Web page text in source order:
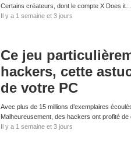
Certains créateurs, dont le compte X Does it…
Il y a 1 semaine et 3 jours
Ce jeu
hackers, cette
de votre PC
Avec plus de 15 millions d’exemplaires
Malheureusement, des hackers ont profité
Il y a 1 semaine et 3 jours